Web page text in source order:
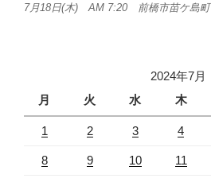
7月18日(木) AM 7:20 前橋市苗ケ島町
2024年7月
月
火 水 木
1 2 3 4
8 9 10 11